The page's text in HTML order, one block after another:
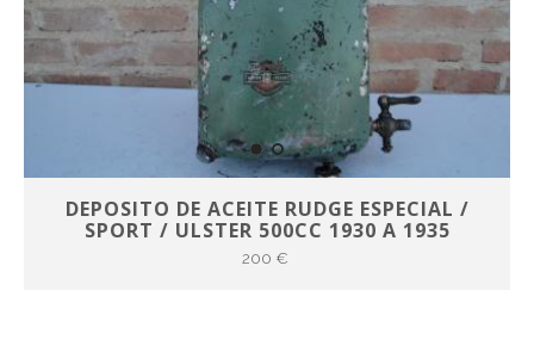
DEPOSITO DE ACEITE RUDGE ESPECIAL /
SPORT / ULSTER 500CC 1930 A 1935
200 €